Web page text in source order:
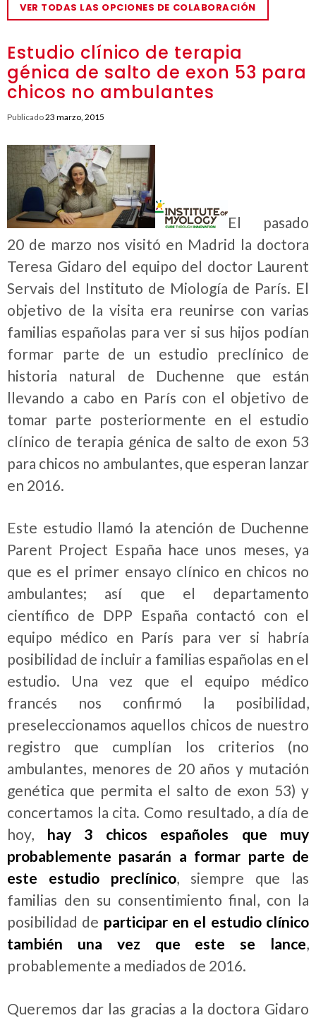
Estudio clínico de terapia
génica de salto de exon 53 para
chicos no ambulantes
Publicado23 marzo, 2015
El pasado
20 de marzo nos visitó en Madrid la doctora
Teresa Gidaro del equipo del doctor Laurent
Servais del Instituto de Miología de París. El
objetivo de la visita era reunirse con varias
familias españolas para ver si sus hijos podían
formar parte de un estudio preclínico de
historia natural de Duchenne que están
llevando a cabo en París con el objetivo de
tomar parte posteriormente en el estudio
clínico de terapia génica de salto de exon 53
para chicos no ambulantes, que esperan lanzar
en 2016.
Este estudio llamó la atención de Duchenne
Parent Project España hace unos meses, ya
que es el primer ensayo clínico en chicos no
ambulantes; así que el departamento
científico de DPP España contactó con el
equipo médico en París para ver si habría
posibilidad de incluir a familias españolas en el
estudio. Una vez que el equipo médico
francés nos confirmó la posibilidad,
preseleccionamos aquellos chicos de nuestro
registro que cumplían los criterios (no
ambulantes, menores de 20 años y mutación
genética que permita el salto de exon 53) y
concertamos la cita. Como resultado, a día de
hoy, hay 3 chicos españoles que muy
probablemente pasarán a formar parte de
este estudio preclínico, siempre que las
familias den su consentimiento final, con la
posibilidad de participar en el estudio clínico
también una vez que este se lance,
probablemente a mediados de 2016.
Queremos dar las gracias a la doctora Gidaro
VER TODAS LAS OPCIONES DE COLABORACIÓN